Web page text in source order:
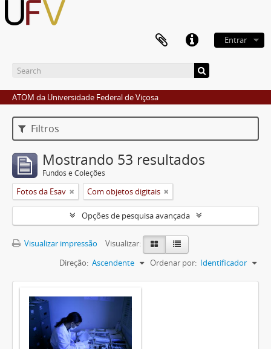
Entrar
ATOM da Universidade Federal de Viçosa
Filtros
Mostrando 53 resultados
Fundos e Coleções
Fotos da Esav Com objetos digitais
Opções de pesquisa avançada
Visualizar impressão
Visualizar:
Ordenar por: Identificador
Direção: Ascendente